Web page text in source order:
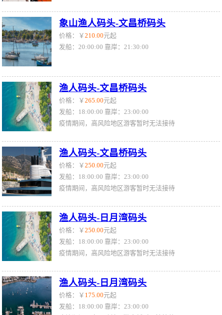
象山渔人码头-文昌桥码头
价格：￥210.00元起
发船：20:00:00 靠岸：21:30:00
渔人码头-文昌桥码头
价格：￥265.00元起
发船：18:00:00 靠岸：23:00:00
疫情期间，高风险地区游客暂时无法接待
渔人码头-文昌桥码头
价格：￥250.00元起
发船：18:00:00 靠岸：23:00:00
疫情期间，高风险地区游客暂时无法接待
渔人码头-日月湾码头
价格：￥250.00元起
发船：18:00:00 靠岸：23:00:00
疫情期间，高风险地区游客暂时无法接待
渔人码头-日月湾码头
价格：￥ 175.00元起
发船：18:00:00 靠岸：23:00:00